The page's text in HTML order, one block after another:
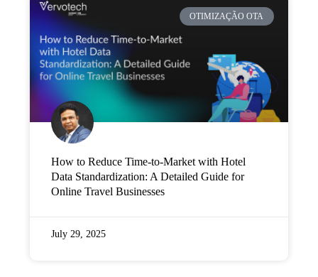
OTIMIZAÇÃO OTA
How to Reduce Time-to-Market with Hotel
Data Standardization: A Detailed Guide for
Online Travel Businesses
July 29, 2025